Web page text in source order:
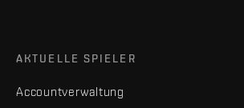
AKTUELLE SPIELER
Accountverwaltung